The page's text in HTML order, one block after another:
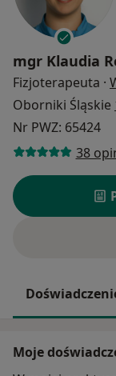
mgr Klaudia
Fizjoterapeuta ·
Oborniki Śląskie
Nr PWZ: 65424
38
Moje